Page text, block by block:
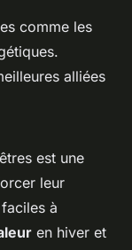
comme les
alliées
est une
leur
à
en hiver et